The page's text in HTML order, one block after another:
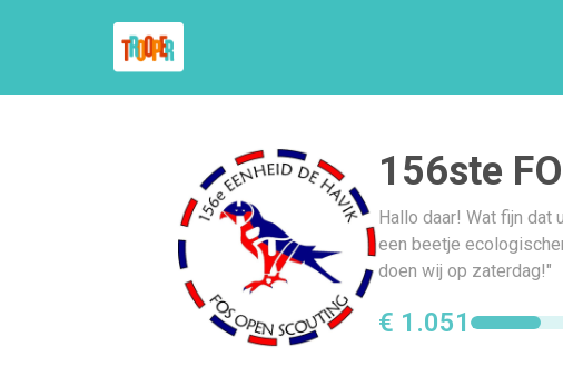
156ste
Hallo daar! Wat fijn dat
een beetje
doen wij op zaterdag!"
€ 1.051